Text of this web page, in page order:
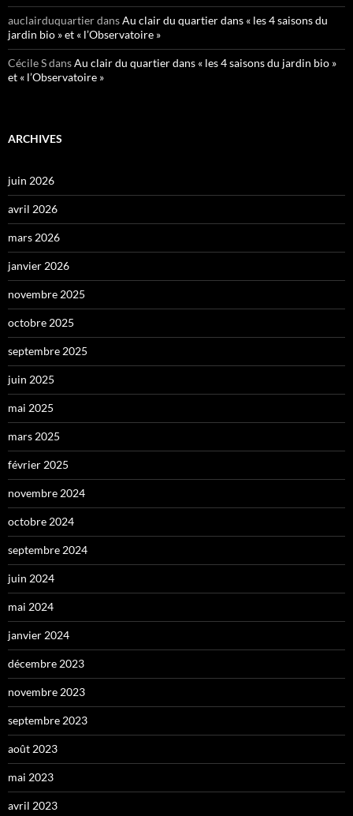
auclairduquartierdansAu clair du quartier dans « les 4 saisons du
jardin bio » et « l’Observatoire »
Cécile SdansAu clair du quartier dans « les 4 saisons du jardin bio »
et « l’Observatoire »
ARCHIVES
juin 2026
avril 2026
mars 2026
janvier 2026
novembre 2025
octobre 2025
septembre 2025
juin 2025
mai 2025
mars 2025
février 2025
novembre 2024
octobre 2024
septembre 2024
juin 2024
mai 2024
janvier 2024
décembre 2023
novembre 2023
septembre 2023
août 2023
mai 2023
avril 2023